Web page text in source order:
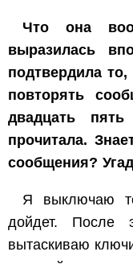
Что она
выразилась
подтвердила
повторять
двадцать
прочитала.
сообщения?
Я выключаю
дойдет. После
вытаскиваю